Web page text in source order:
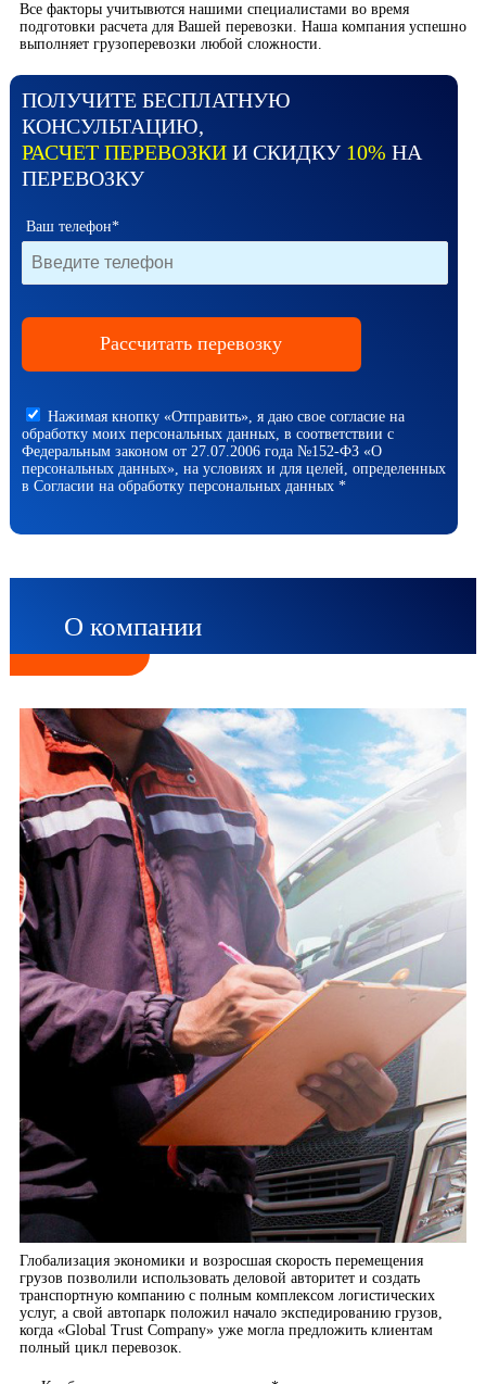
Все факторы учитывются нашими специалистами во время
подготовки расчета для Вашей перевозки. Наша компания успешно
выполняет грузоперевозки любой сложности.
ПОЛУЧИТЕ БЕСПЛАТНУЮ
КОНСУЛЬТАЦИЮ,
РАСЧЕТ ПЕРЕВОЗКИИ СКИДКУ 10% НА
ПЕРЕВОЗКУ
Ваш телефон*
Нажимая кнопку «Отправить», я даю свое согласие на
обработку моих персональных данных, в соответствии с
Федеральным законом от 27.07.2006 года №152-ФЗ «О
персональных данных», на условиях и для целей, определенных
в Согласии на обработку персональных данных *
О компании
Глобализация экономики и возросшая скорость перемещения
грузов позволили использовать деловой авторитет и создать
транспортную компанию с полным комплексом логистических
услуг, а свой автопарк положил начало экспедированию грузов,
когда «Global Trust Company» уже могла предложить клиентам
полный цикл перевозок.